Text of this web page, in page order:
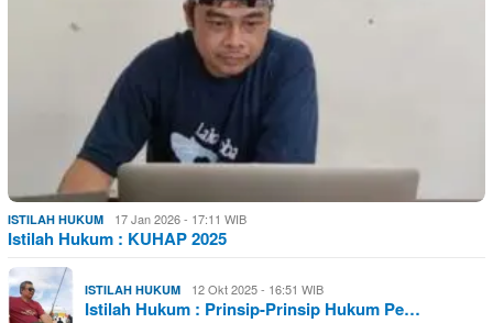
ISTILAH HUKUM 17 Jan 2026 - 17:11 WIB
Istilah Hukum : KUHAP 2025
ISTILAH HUKUM 12 Okt 2025 - 16:51 WIB
Istilah Hukum : Prinsip-Prinsip Hukum Pe…